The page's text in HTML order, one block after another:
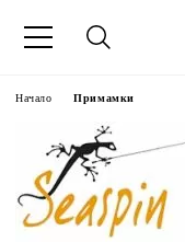
Начало Примамки